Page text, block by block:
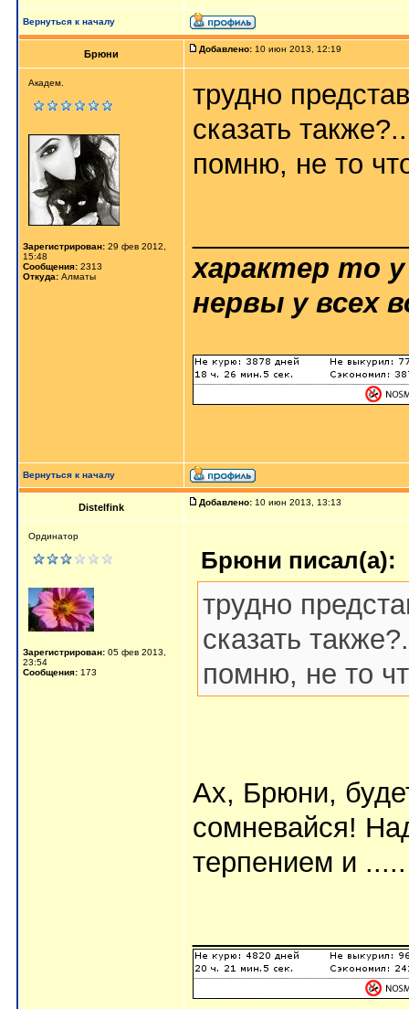
Вернуться к началу
Брюни Добавлено: 10 июн 2013, 12:19
Академ.
Зарегистрирован: 29 фев 2012,
15:48
Сообщения: 2313
Откуда: Алматы
трудно
сказать
помню, не то
характер то
нервы у всех
Вернуться к началу
Distelfink Добавлено: 10 июн 2013, 13:13
Ординатор
Зарегистрирован: 05 фев 2013,
23:54
Сообщения: 173
Брюни писал(а):
трудно
сказать
помню, не то
Ах, Брюни,
сомневайся!
терпением и